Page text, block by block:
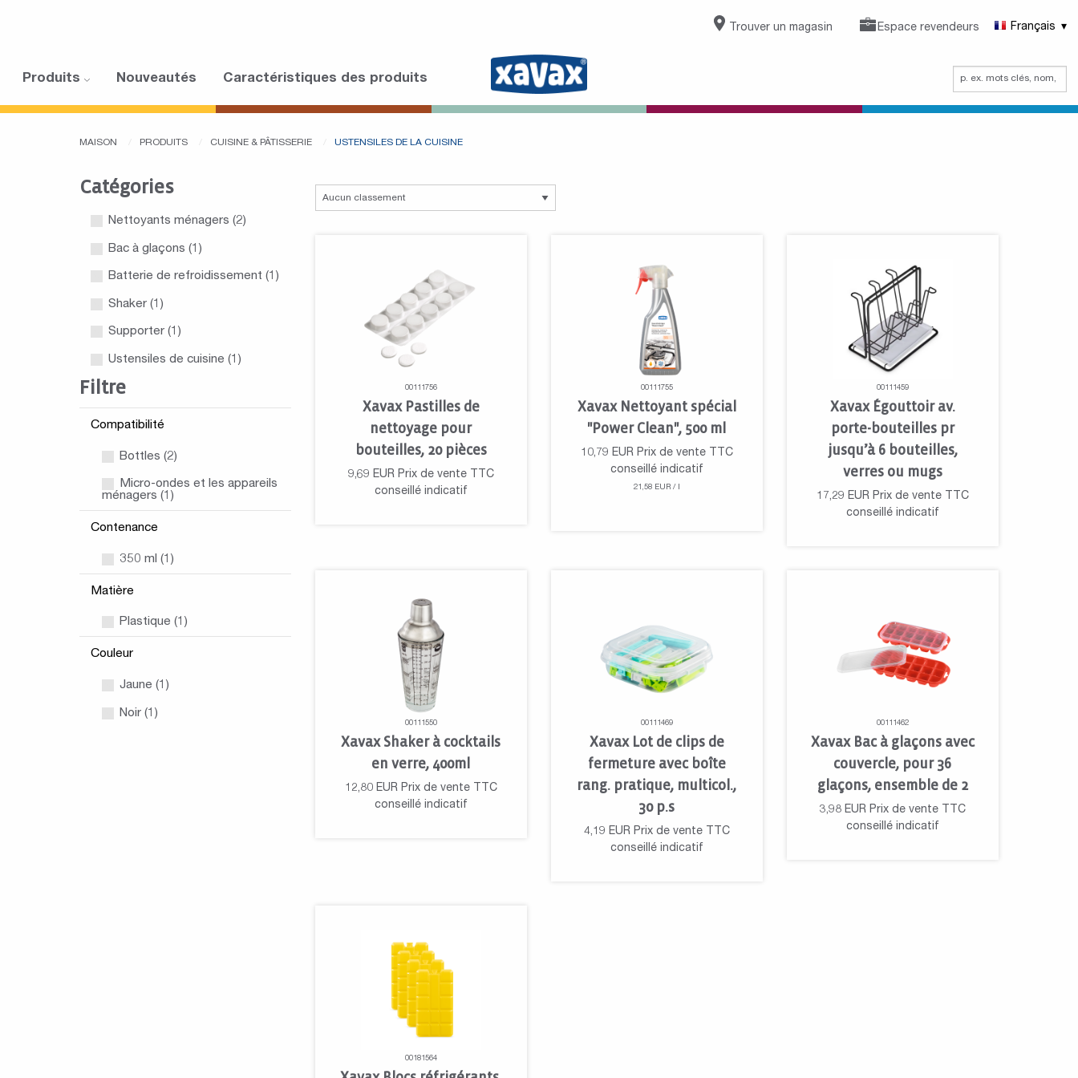
Trouver un magasin Espace revendeurs Français
Produits Nouveautés Caractéristiques des produits
MAISON PRODUITS CUISINE & PÂTISSERIE USTENSILES DE LA CUISINE
Catégories
Nettoyants ménagers (2)
Bac à glaçons (1)
Batterie de refroidissement (1)
Shaker (1)
Supporter (1)
Ustensiles de cuisine (1)
Filtre
Compatibilité
Bottles (2)
Micro-ondes et les appareils
ménagers (1)
Contenance
350 ml (1)
Matière
Plastique (1)
Couleur
Jaune (1)
Noir (1)
00111756
Xavax Pastilles de
nettoyage pour
bouteilles, 20 pièces
9,69 EUR Prix de vente TTC
conseillé indicatif
00111755
Xavax Nettoyant spécial
"Power Clean", 500 ml
10,79 EUR Prix de vente TTC
conseillé indicatif
21,58 EUR / l
00111459
Xavax Égouttoir av.
porte-bouteilles pr
jusqu’à 6 bouteilles,
verres ou mugs
17,29 EUR Prix de vente TTC
conseillé indicatif
00111550
Xavax Shaker à cocktails
en verre, 400ml
12,80 EUR Prix de vente TTC
conseillé indicatif
00111469
Xavax Lot de clips de
fermeture avec boîte
rang. pratique, multicol.,
30 p.s
4,19 EUR Prix de vente TTC
conseillé indicatif
00111462
Xavax Bac à glaçons avec
couvercle, pour 36
glaçons, ensemble de 2
3,98 EUR Prix de vente TTC
conseillé indicatif
00181564